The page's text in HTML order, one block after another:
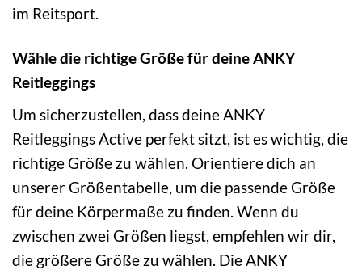
im Reitsport.
Wähle die richtige Größe für deine ANKY
Reitleggings
Um sicherzustellen, dass deine ANKY
Reitleggings Active perfekt sitzt, ist es wichtig, die
richtige Größe zu wählen. Orientiere dich an
unserer Größentabelle, um die passende Größe
für deine Körpermaße zu finden. Wenn du
zwischen zwei Größen liegst, empfehlen wir dir,
die größere Größe zu wählen. Die ANKY